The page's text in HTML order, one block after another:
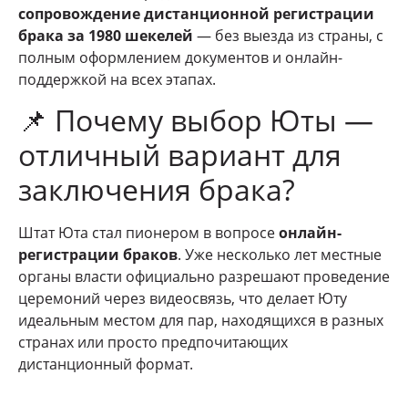
сопровождение дистанционной регистрации
брака за 1980 шекелей — без выезда из страны, с
полным оформлением документов и онлайн-
поддержкой на всех этапах.
📌 Почему выбор Юты —
отличный вариант для
заключения брака?
Штат Юта стал пионером в вопросеонлайн-
регистрации браков. Уже несколько лет местные
органы власти официально разрешают проведение
церемоний через видеосвязь, что делает Юту
идеальным местом для пар, находящихся в разных
странах или просто предпочитающих
дистанционный формат.